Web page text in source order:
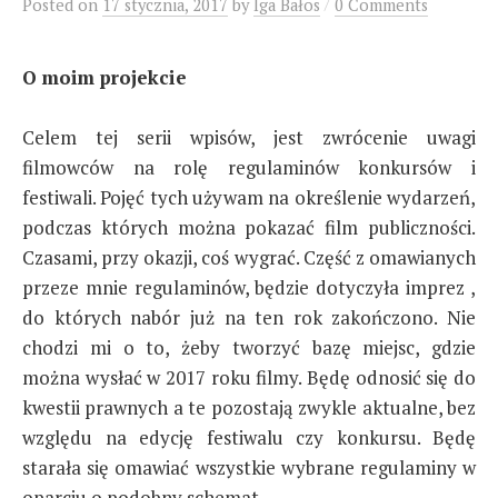
Posted on 17 stycznia, 2017 byIga Bałos 0 Comments
O moim projekcie
Celem tej serii wpisów, jest zwrócenie uwagi
filmowców na rolę regulaminów konkursów i
festiwali. Pojęć tych używam na określenie wydarzeń,
podczas których można pokazać film publiczności.
Czasami, przy okazji, coś wygrać. Część z omawianych
przeze mnie regulaminów, będzie dotyczyła imprez ,
do których nabór już na ten rok zakończono. Nie
chodzi mi o to, żeby tworzyć bazę miejsc, gdzie
można wysłać w 2017 roku filmy. Będę odnosić się do
kwestii prawnych a te pozostają zwykle aktualne, bez
względu na edycję festiwalu czy konkursu. Będę
starała się omawiać wszystkie wybrane regulaminy w